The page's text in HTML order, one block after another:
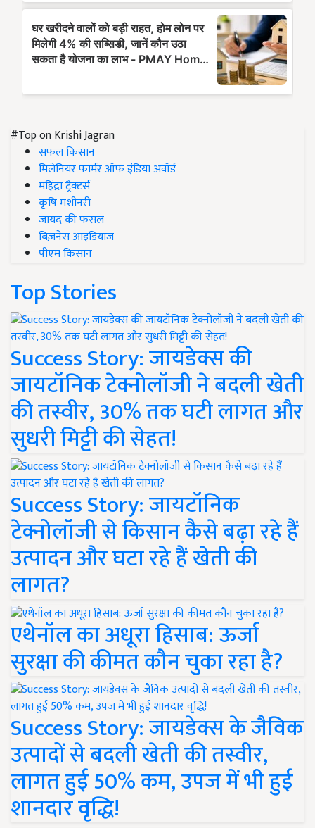
#Top on Krishi Jagran
सफल किसान
मिलेनियर फार्मर ऑफ इंडिया अवॉर्ड
महिंद्रा ट्रैक्टर्स
कृषि मशीनरी
जायद की फसल
बिज़नेस आइडियाज
पीएम किसान
Top Stories
Success Story: जायडेक्स की
जायटॉनिक टेक्नोलॉजी ने बदली खेती
की तस्वीर, 30% तक घटी लागत और
सुधरी मिट्टी की सेहत!
Success Story: जायटॉनिक
टेक्नोलॉजी से किसान कैसे बढ़ा रहे हैं
उत्पादन और घटा रहे हैं खेती की
लागत?
एथेनॉल का अधूरा हिसाब: ऊर्जा
सुरक्षा की कीमत कौन चुका रहा है?
Success Story: जायडेक्स के जैविक
उत्पादों से बदली खेती की तस्वीर,
लागत हुई 50% कम, उपज में भी हुई
शानदार वृद्धि!